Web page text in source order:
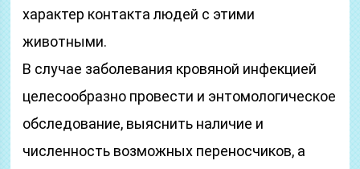
характер контакта людей с этими
животными.
В случае заболевания кровяной инфекцией
целесообразно провести и энтомологическое
обследование, выяснить наличие и
численность возможных переносчиков, а